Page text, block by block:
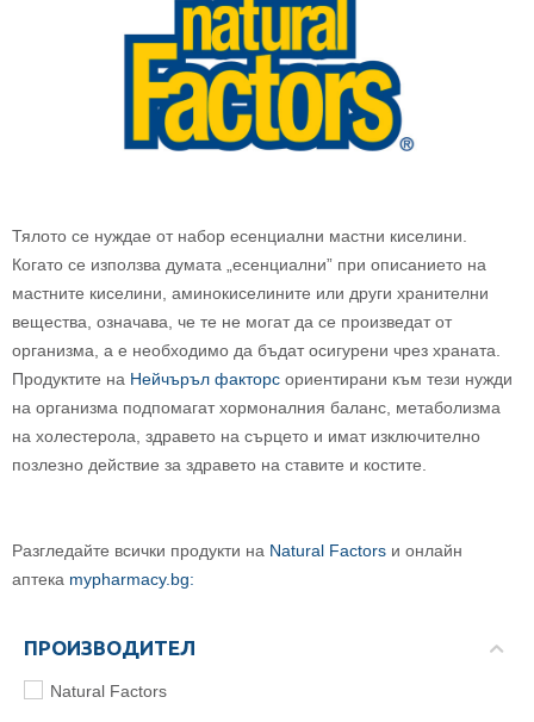
Тялото се нуждае от набор есенциални мастни киселини.
Когато се използва думата „есенциални” при описанието на
мастните киселини, аминокиселините или други хранителни
вещества, означава, че те не могат да се произведат от
организма, а е необходимо да бъдат осигурени чрез храната.
Продуктите на Нейчъръл факторс ориентирани към тези нужди
на организма подпомагат хормоналния баланс, метаболизма
на холестерола, здравето на сърцето и имат изключително
позлезно действие за здравето на ставите и костите.
Разгледайте всички продукти на Natural Factors и онлайн
аптека mypharmacy.bg:
ПРОИЗВОДИТЕЛ
Natural Factors